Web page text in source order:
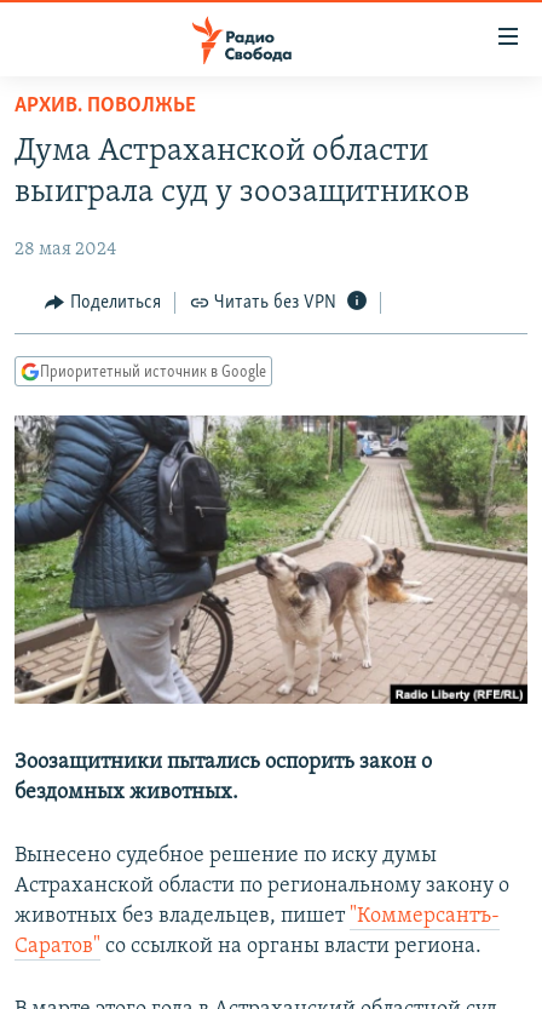
упрощенного
доступа
основному
Вернутся
главной
навигации
Вернутся
поиску
ПОДКАСТЫ
АВТОРСКИЕ ПРОЕКТЫ
ЦИТАТЫ СВОБОДЫ
МНЕНИЯ
IDEL.РЕАЛИИ
КАВКАЗ.РЕАЛИИ
СЕВЕР.РЕАЛИИ
СИБИРЬ.РЕАЛИИ
РАСПИСАНИЕ ВЕЩАНИЯ
ПОДПИШИТЕСЬ НА РАССЫЛКУ
СОЦИАЛЬНЫЕ СЕТИ
Все сайты РСЕ/РС
АРХИВ. ПОВОЛЖЬЕ
Дума Астраханской области
выиграла суд у зоозащитников
28 мая 2024
Поделиться Читать без VPN
Приоритетный источник в Google
Зоозащитники пытались оспорить закон о
бездомных животных.
Вынесено судебное решение по иску думы
Астраханской области по региональному закону о
животных без владельцев, пишет "Коммерсантъ-
Саратов" со ссылкой на органы власти региона.